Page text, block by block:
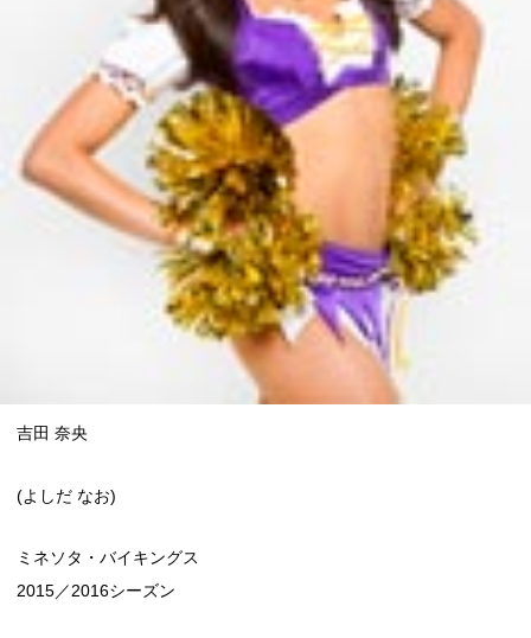
吉田 奈央
(よしだ なお)
ミネソタ・バイキングス
2015／2016シーズン